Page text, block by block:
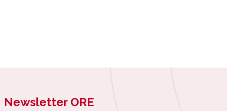
Newsletter ORE